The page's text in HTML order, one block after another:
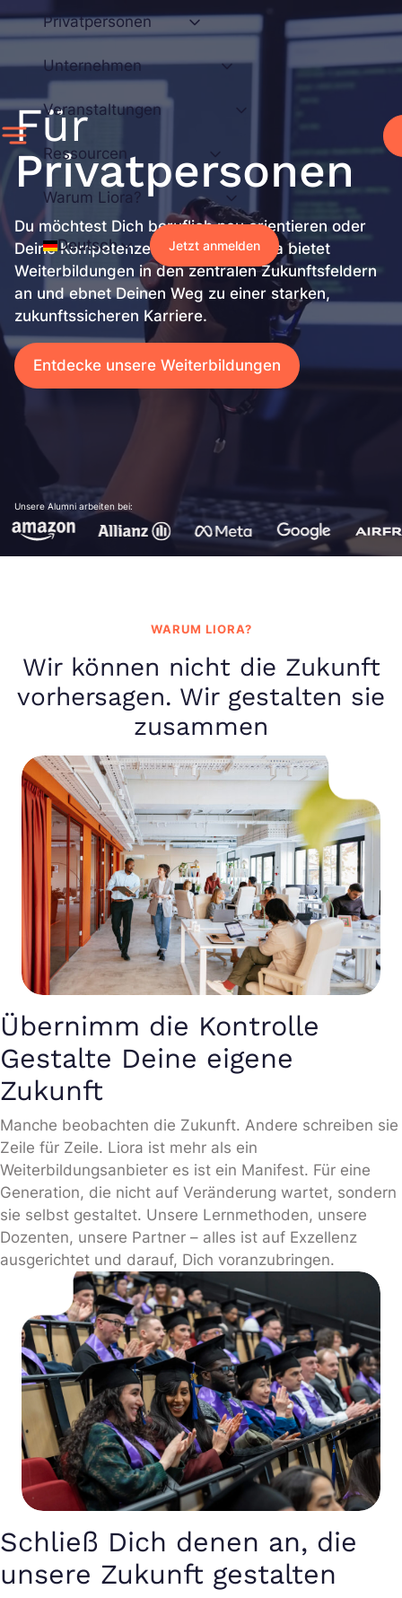
Inhalt
springen
Privatpersonen
Unternehmen
Veranstaltungen
Ressourcen
Warum Liora?
Deutsch Jetzt anmelden
Für
Privatpersonen
Du möchtest Dich beruflich neu orientieren oder
Deine Kompetenzen erweitern? Liora bietet
Weiterbildungen in den zentralen Zukunftsfeldern
an und ebnet Deinen Weg zu einer starken,
zukunftssicheren Karriere.
Entdecke unsere Weiterbildungen
Unsere Alumni arbeiten bei:
WARUM LIORA?
Wir können nicht die Zukunft
vorhersagen. Wir gestalten sie
zusammen
Übernimm die Kontrolle
Gestalte Deine eigene
Zukunft
Manche beobachten die Zukunft. Andere schreiben sie
Zeile für Zeile. Liora ist mehr als ein
Weiterbildungsanbieter es ist ein Manifest. Für eine
Generation, die nicht auf Veränderung wartet, sondern
sie selbst gestaltet. Unsere Lernmethoden, unsere
Dozenten, unsere Partner – alles ist auf Exzellenz
ausgerichtet und darauf, Dich voranzubringen.
Schließ Dich denen an, die
unsere Zukunft gestalten